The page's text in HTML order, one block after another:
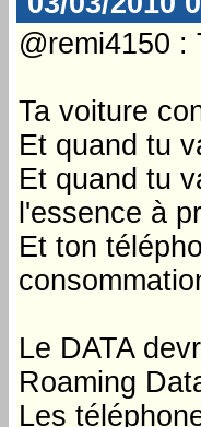
@remi4150 :
Ta voiture
Et quand tu
Et quand tu
l'essence à
Et ton
Le DATA
Roaming
Les